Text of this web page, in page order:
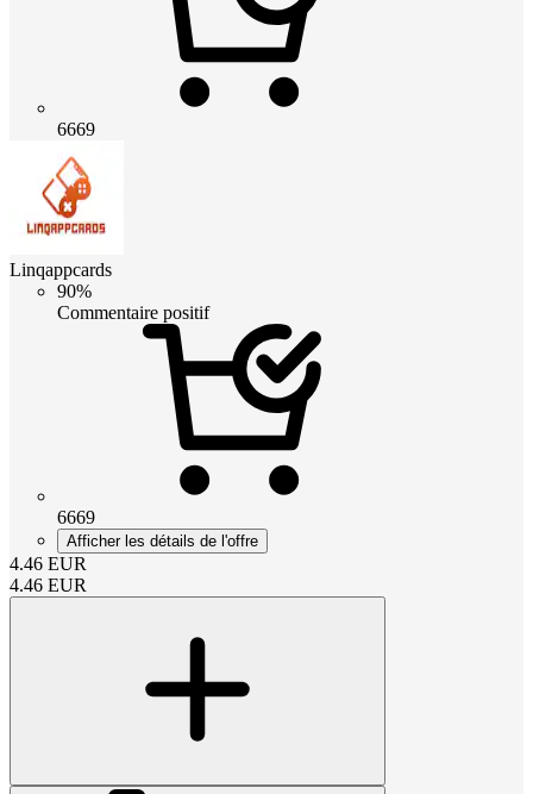
6669
Linqappcards
90%
Commentaire positif
6669
Afficher les détails de l'offre
4.46 EUR
4.46 EUR